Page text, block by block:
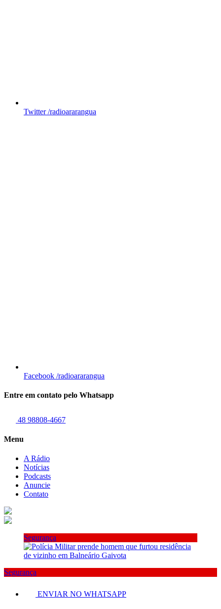
Twitter /radioararangua
Facebook /radioararangua
Entre em contato pelo Whatsapp
48 98808-4667
Menu
A Rádio
Notícias
Podcasts
Anuncie
Contato
Segurança
Segurança
ENVIAR NO WHATSAPP